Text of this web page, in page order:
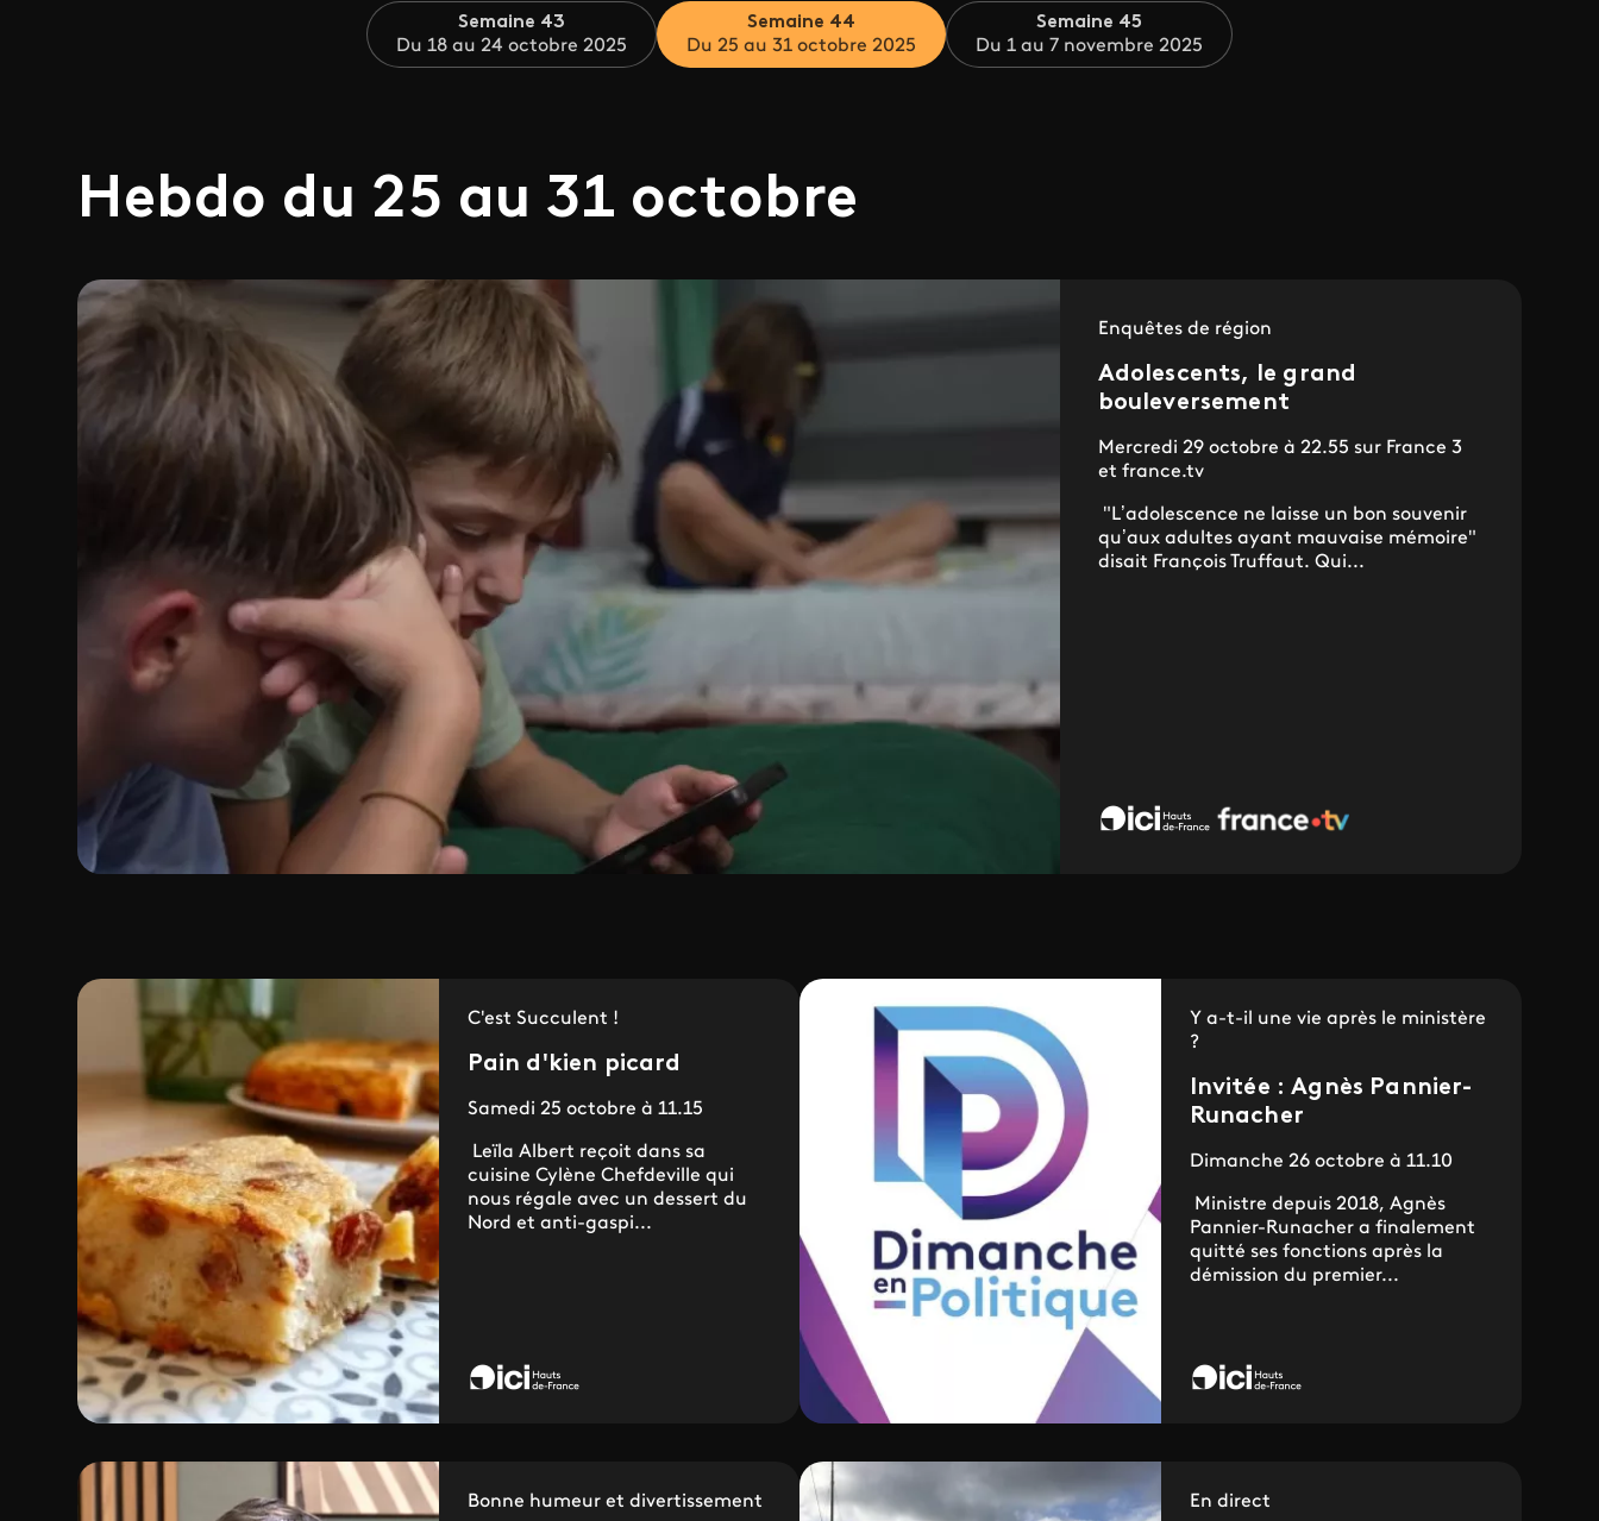
Semaine 43
Du 18 au 24 octobre 2025
Semaine 44
Du 25 au 31 octobre 2025
Semaine 45
Du 1 au 7 novembre 2025
Hebdo du 25 au 31 octobre
Enquêtes de région
Adolescents, le grand
bouleversement
Mercredi 29 octobre à 22.55 sur France 3
et france.tv
"L’adolescence ne laisse un bon souvenir
qu’aux adultes ayant mauvaise mémoire"
disait François Truffaut. Qui...
C'est Succulent !
Pain d'kien picard
Samedi 25 octobre à 11.15
Leïla Albert reçoit dans sa
cuisine Cylène Chefdeville qui
nous régale avec un dessert du
Nord et anti-gaspi...
Y a-t-il une vie après le ministère
?
Invitée : Agnès Pannier-
Runacher
Dimanche 26 octobre à 11.10
Ministre depuis 2018, Agnès
Pannier-Runacher a finalement
quitté ses fonctions après la
démission du premier...
Bonne humeur et divertissement En direct